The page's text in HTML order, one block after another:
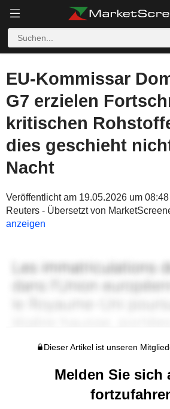
EU-Kommissar
G7 erzielen
kritischen
dies geschieht
Nacht
Veröffentlicht am 19.05.2026 um 08:48
Reuters - Übersetzt von
anzeigen
Dieser Artikel ist unseren
Melden Sie sich